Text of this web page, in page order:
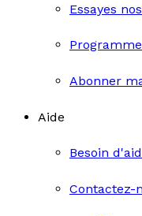
Essayes
Abonner
Aide
Besoin
Contactez-